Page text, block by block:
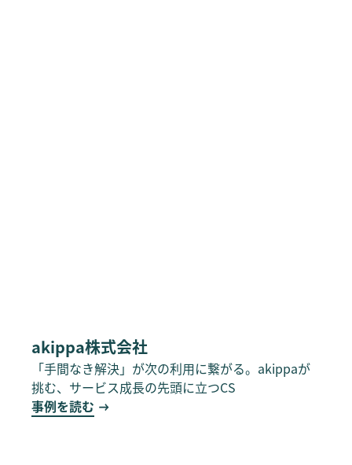
akippa株式会社
「手間なき解決」が次の利用に繋がる。akippaが
挑む、サービス成長の先頭に立つCS
事例を読む